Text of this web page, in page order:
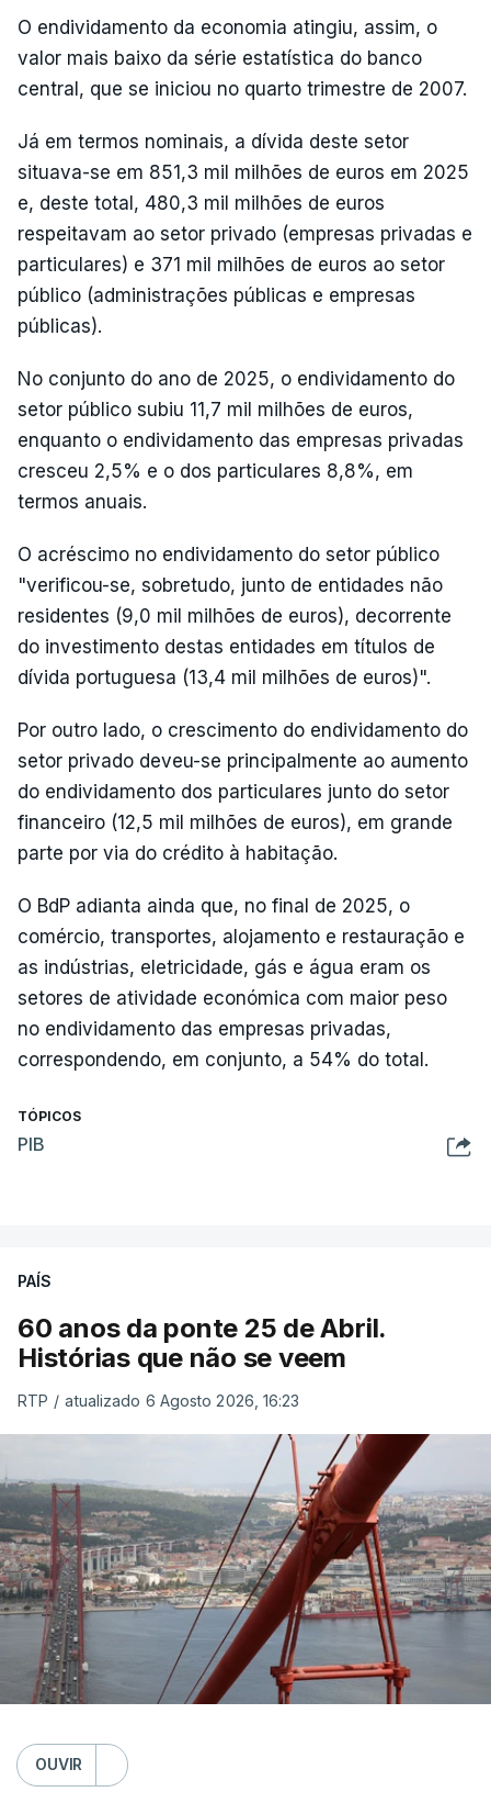
O endividamento da economia atingiu, assim, o
valor mais baixo da série estatística do banco
central, que se iniciou no quarto trimestre de 2007.
Já em termos nominais, a dívida deste setor
situava-se em 851,3 mil milhões de euros em 2025
e, deste total, 480,3 mil milhões de euros
respeitavam ao setor privado (empresas privadas e
particulares) e 371 mil milhões de euros ao setor
público (administrações públicas e empresas
públicas).
No conjunto do ano de 2025, o endividamento do
setor público subiu 11,7 mil milhões de euros,
enquanto o endividamento das empresas privadas
cresceu 2,5% e o dos particulares 8,8%, em
termos anuais.
O acréscimo no endividamento do setor público
"verificou-se, sobretudo, junto de entidades não
residentes (9,0 mil milhões de euros), decorrente
do investimento destas entidades em títulos de
dívida portuguesa (13,4 mil milhões de euros)".
Por outro lado, o crescimento do endividamento do
setor privado deveu-se principalmente ao aumento
do endividamento dos particulares junto do setor
financeiro (12,5 mil milhões de euros), em grande
parte por via do crédito à habitação.
O BdP adianta ainda que, no final de 2025, o
comércio, transportes, alojamento e restauração e
as indústrias, eletricidade, gás e água eram os
setores de atividade económica com maior peso
no endividamento das empresas privadas,
correspondendo, em conjunto, a 54% do total.
TÓPICOS
PIB
PAÍS
60 anos da ponte 25 de Abril.
Histórias que não se veem
RTP / atualizado 6 Agosto 2026, 16:23
OUVIR